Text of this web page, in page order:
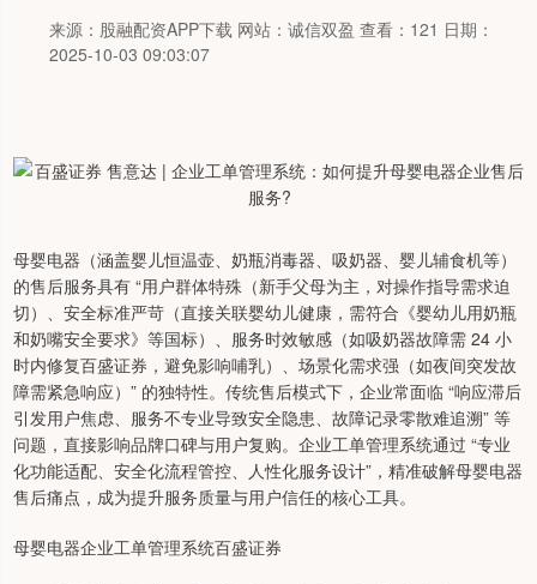
来源：股融配资APP下载 网站：诚信双盈 查看：121 日期：
2025-10-03 09:03:07
母婴电器（涵盖婴儿恒温壶、奶瓶消毒器、吸奶器、婴儿辅食机等）
的售后服务具有 “用户群体特殊（新手父母为主，对操作指导需求迫
切）、安全标准严苛（直接关联婴幼儿健康，需符合《婴幼儿用奶瓶
和奶嘴安全要求》等国标）、服务时效敏感（如吸奶器故障需 24 小
时内修复百盛证券，避免影响哺乳）、场景化需求强（如夜间突发故
障需紧急响应）” 的独特性。传统售后模式下，企业常面临 “响应滞后
引发用户焦虑、服务不专业导致安全隐患、故障记录零散难追溯” 等
问题，直接影响品牌口碑与用户复购。企业工单管理系统通过 “专业
化功能适配、安全化流程管控、人性化服务设计”，精准破解母婴电器
售后痛点，成为提升服务质量与用户信任的核心工具。
母婴电器企业工单管理系统百盛证券